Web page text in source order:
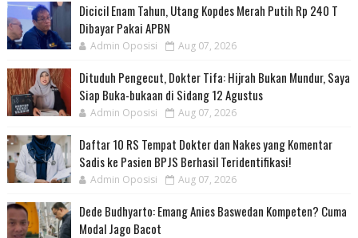
Dicicil Enam Tahun, Utang Kopdes Merah Putih Rp 240 T
Dibayar Pakai APBN
Admin Oposisi Aug 07, 2026
Dituduh Pengecut, Dokter Tifa: Hijrah Bukan Mundur, Saya
Siap Buka-bukaan di Sidang 12 Agustus
Admin Oposisi Aug 07, 2026
Daftar 10 RS Tempat Dokter dan Nakes yang Komentar
Sadis ke Pasien BPJS Berhasil Teridentifikasi!
Admin Oposisi Aug 07, 2026
Dede Budhyarto: Emang Anies Baswedan Kompeten? Cuma
Modal Jago Bacot